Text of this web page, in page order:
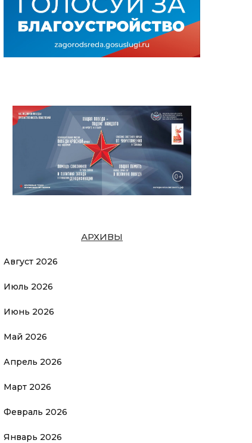
АРХИВЫ
Август 2026
Июль 2026
Июнь 2026
Май 2026
Апрель 2026
Март 2026
Февраль 2026
Январь 2026